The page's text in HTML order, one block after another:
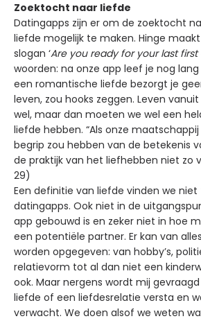
Zoektocht naar liefde
Datingapps zijn er om de zoektocht
liefde mogelijk te maken. Hinge
slogan ‘Are you ready for your last first
woorden: na onze app leef je nog
een romantische liefde bezorgt je
leven, zou hooks zeggen. Leven
wel, maar dan moeten we wel een
liefde hebben. “Als onze
begrip zou hebben van de betekenis
de praktijk van het liefhebben niet zo
29)
Een definitie van liefde vinden we niet
datingapps. Ook niet in de
app gebouwd is en zeker niet in hoe
een potentiële partner. Er kan van
worden opgegeven: van hobby’s,
relatievorm tot al dan niet een
ook. Maar nergens wordt mij
liefde of een liefdesrelatie versta en
verwacht. We doen alsof we weten